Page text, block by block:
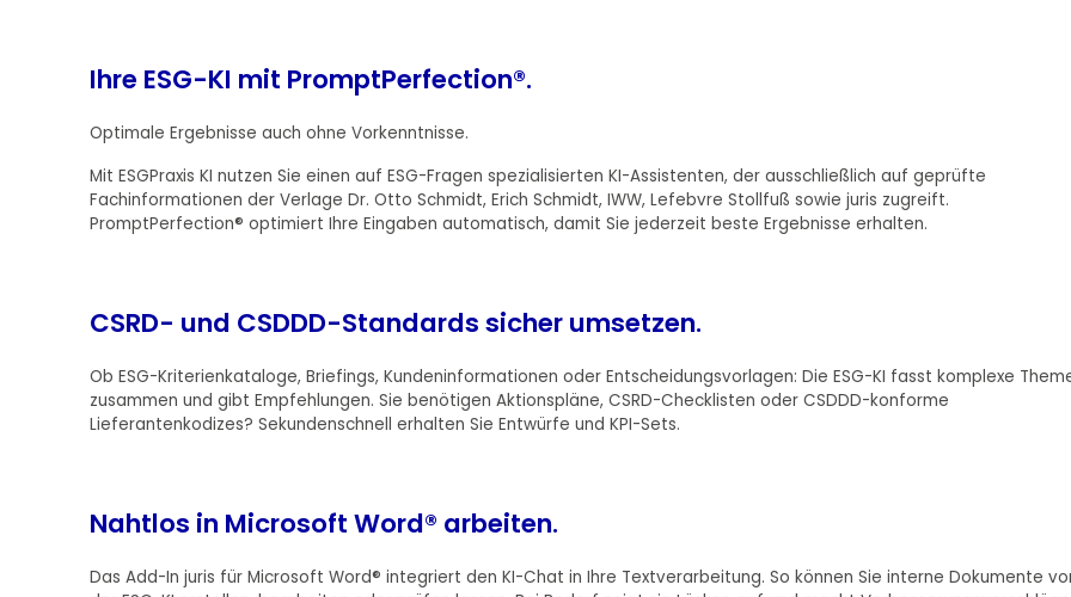
Ihre ESG-KI mit PromptPerfection®.
Optimale Ergebnisse auch ohne Vorkenntnisse.
Mit ESGPraxis KI nutzen Sie einen auf ESG-Fragen spezialisierten KI-Assistenten, der ausschließlich auf geprüfte
Fachinformationen der Verlage Dr. Otto Schmidt, Erich Schmidt, IWW, Lefebvre Stollfuß sowie juris zugreift.
PromptPerfection® optimiert Ihre Eingaben automatisch, damit Sie jederzeit beste Ergebnisse erhalten.
CSRD- und CSDDD-Standards sicher umsetzen.
Ob ESG-Kriterienkataloge, Briefings, Kundeninformationen oder Entscheidungsvorlagen: Die ESG-KI fasst komplexe
zusammen und gibt Empfehlungen. Sie benötigen Aktionspläne, CSRD-Checklisten oder CSDDD-konforme
Lieferantenkodizes? Sekundenschnell erhalten Sie Entwürfe und KPI-Sets.
Nahtlos in Microsoft Word® arbeiten.
Das Add-In juris für Microsoft Word® integriert den KI-Chat in Ihre Textverarbeitung. So können Sie interne Dokumente